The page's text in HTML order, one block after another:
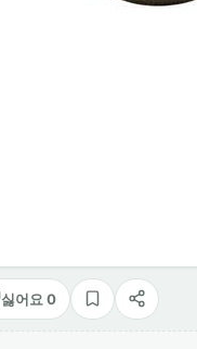
싫어요 0
스크랩공유